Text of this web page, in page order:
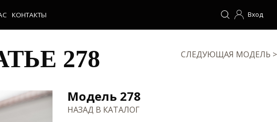
КОНТАКТЫ Вход
СЛЕДУЮЩАЯ МОДЕЛЬ >
278
Модель 278
НАЗАД В КАТАЛОГ